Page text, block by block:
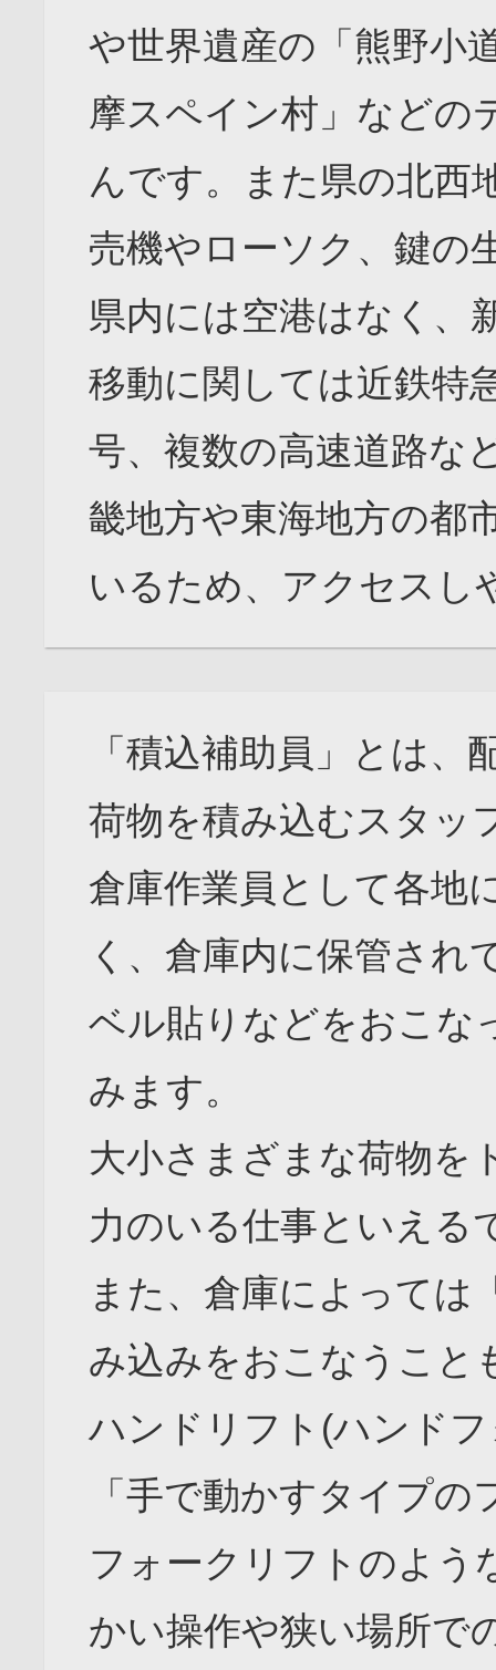
や世界遺産の「熊野小
摩スペイン村」などの
んです。また県の北西
売機やローソク、鍵の
県内には空港はなく、
移動に関しては近鉄特
号、複数の高速道路な
畿地方や東海地方の都
いるため、アクセスし
「積込補助員」とは
荷物を積み込むスタッ
倉庫作業員として各地
く、倉庫内に保管さ
ベル貼りなどをおこな
みます。
大小さまざまな荷物を
力のいる仕事といえる
また、倉庫によっては
み込みをおこなうこと
ハンドリフト(ハンド
「手で動かすタイプ
フォークリフトのよう
かい操作や狭い場所で